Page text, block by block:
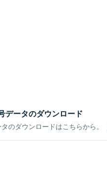
データのダウンロード
のダウンロードはこちらから。